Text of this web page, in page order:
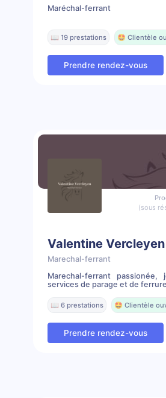
Maréchal-ferrant
📖 19 prestations 🤩 Clientèle
Prendre rendez-vous
(sous
Valentine Vercleyen
Marechal-ferrant
Marechal-ferrant
services de parage et de
📖 6 prestations 🤩 Clientèle
Prendre rendez-vous